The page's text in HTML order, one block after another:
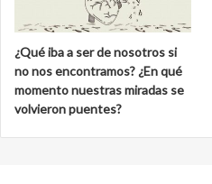
¿Qué iba a ser de nosotros si
no nos encontramos? ¿En qué
momento nuestras miradas se
volvieron puentes?